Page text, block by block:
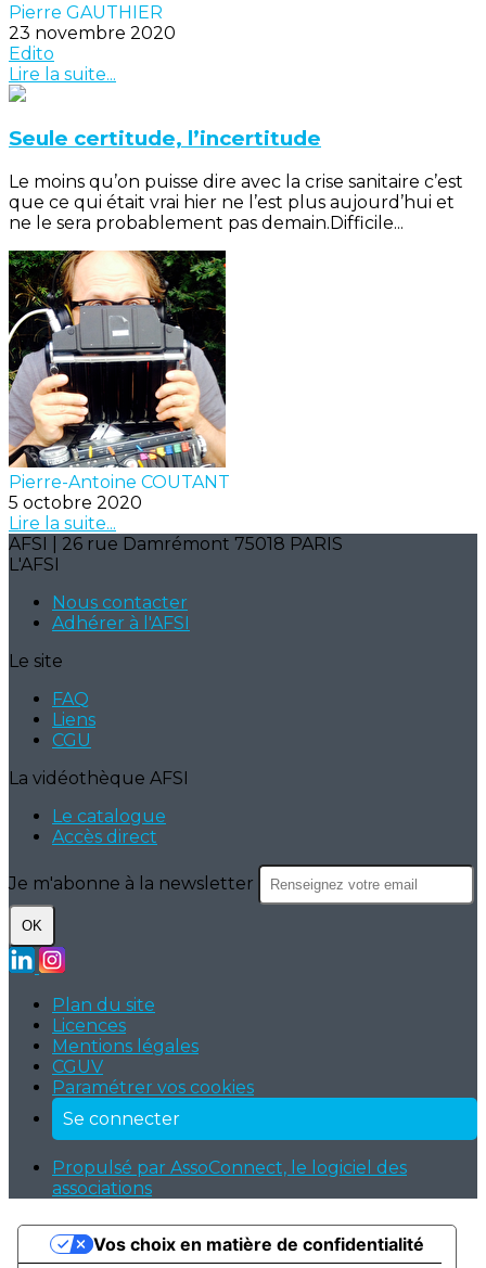
Pierre GAUTHIER
23 novembre 2020
Edito
Lire la suite...
Seule certitude, l’incertitude
Le moins qu’on puisse dire avec la crise sanitaire c’est
que ce qui était vrai hier ne l’est plus aujourd’hui et
ne le sera probablement pas demain.Difficile...
Pierre-Antoine COUTANT
5 octobre 2020
Lire la suite...
AFSI | 26 rue Damrémont 75018 PARIS
L'AFSI
Nous contacter
Adhérer à l'AFSI
Le site
FAQ
Liens
CGU
La vidéothèque AFSI
Le catalogue
Accès direct
Je m'abonne à la newsletter
OK
Plan du site
Licences
Mentions légales
CGUV
Paramétrer vos cookies
Se connecter
Propulsé par AssoConnect, le logiciel des
associations
Vos choix en matière de confidentialité